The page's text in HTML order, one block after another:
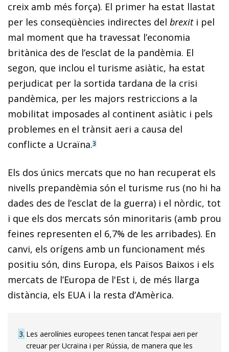
creix amb més força). El primer ha estat llastat
per les conseqüències indirectes del brexiti pel
mal moment que ha travessat l’economia
britànica des de l’esclat de la pandèmia. El
segon, que inclou el turisme asiàtic, ha estat
perjudicat per la sortida tardana de la crisi
pandèmica, per les majors restriccions a la
mobilitat imposades al continent asiàtic i pels
problemes en el trànsit aeri a causa del
conflicte a Ucraïna.3
Els dos únics mercats que no han recuperat els
nivells prepandèmia són el turisme rus (no hi ha
dades des de l’esclat de la guerra) i el nòrdic, tot
i que els dos mercats són minoritaris (amb prou
feines representen el 6,7% de les arribades). En
canvi, els orígens amb un funcionament més
positiu són, dins Europa, els Països Baixos i els
mercats de l’Europa de l'Est i, de més llarga
distància, els EUA i la resta d’Amèrica.
3 Les aerolínies europees tenen tancat l’espai aeri per
creuar per Ucraïna i per Rússia, de manera que les